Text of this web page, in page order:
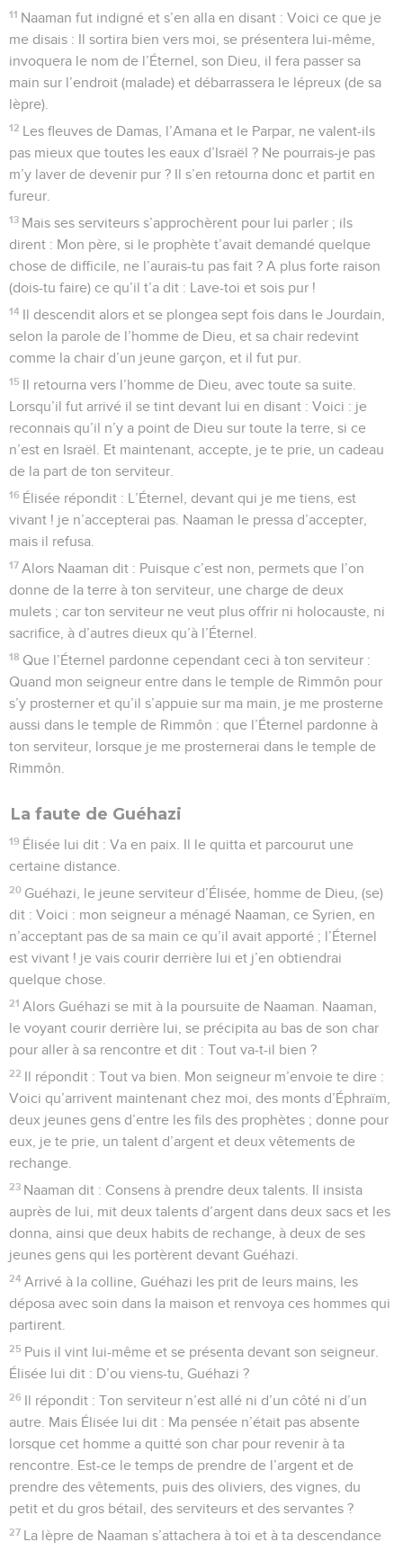
11 Naaman fut indigné et s’en alla en disant : Voici ce que je
me disais : Il sortira bien vers moi, se présentera lui-même,
invoquera le nom de l’Éternel, son Dieu, il fera passer sa
main sur l’endroit (malade) et débarrassera le lépreux (de sa
lèpre).
12 Les fleuves de Damas, l’Amana et le Parpar, ne valent-ils
pas mieux que toutes les eaux d’Israël ? Ne pourrais-je pas
m’y laver de devenir pur ? Il s’en retourna donc et partit en
fureur.
13 Mais ses serviteurs s’approchèrent pour lui parler ; ils
dirent : Mon père, si le prophète t’avait demandé quelque
chose de difficile, ne l’aurais-tu pas fait ? A plus forte raison
(dois-tu faire) ce qu’il t’a dit : Lave-toi et sois pur !
14 Il descendit alors et se plongea sept fois dans le Jourdain,
selon la parole de l’homme de Dieu, et sa chair redevint
comme la chair d’un jeune garçon, et il fut pur.
15 Il retourna vers l’homme de Dieu, avec toute sa suite.
Lorsqu’il fut arrivé il se tint devant lui en disant : Voici : je
reconnais qu’il n’y a point de Dieu sur toute la terre, si ce
n’est en Israël. Et maintenant, accepte, je te prie, un cadeau
de la part de ton serviteur.
16 Élisée répondit : L’Éternel, devant qui je me tiens, est
vivant ! je n’accepterai pas. Naaman le pressa d’accepter,
mais il refusa.
17 Alors Naaman dit : Puisque c’est non, permets que l’on
donne de la terre à ton serviteur, une charge de deux
mulets ; car ton serviteur ne veut plus offrir ni holocauste, ni
sacrifice, à d’autres dieux qu’à l’Éternel.
18 Que l’Éternel pardonne cependant ceci à ton serviteur :
Quand mon seigneur entre dans le temple de Rimmôn pour
s’y prosterner et qu’il s’appuie sur ma main, je me prosterne
aussi dans le temple de Rimmôn : que l’Éternel pardonne à
ton serviteur, lorsque je me prosternerai dans le temple de
Rimmôn.
La faute de Guéhazi
19 Élisée lui dit : Va en paix. Il le quitta et parcourut une
certaine distance.
20 Guéhazi, le jeune serviteur d’Élisée, homme de Dieu, (se)
dit : Voici : mon seigneur a ménagé Naaman, ce Syrien, en
n’acceptant pas de sa main ce qu’il avait apporté ; l’Éternel
est vivant ! je vais courir derrière lui et j’en obtiendrai
quelque chose.
21 Alors Guéhazi se mit à la poursuite de Naaman. Naaman,
le voyant courir derrière lui, se précipita au bas de son char
pour aller à sa rencontre et dit : Tout va-t-il bien ?
22 Il répondit : Tout va bien. Mon seigneur m’envoie te dire :
Voici qu’arrivent maintenant chez moi, des monts d’Éphraïm,
deux jeunes gens d’entre les fils des prophètes ; donne pour
eux, je te prie, un talent d’argent et deux vêtements de
rechange.
23 Naaman dit : Consens à prendre deux talents. Il insista
auprès de lui, mit deux talents d’argent dans deux sacs et les
donna, ainsi que deux habits de rechange, à deux de ses
jeunes gens qui les portèrent devant Guéhazi.
24 Arrivé à la colline, Guéhazi les prit de leurs mains, les
déposa avec soin dans la maison et renvoya ces hommes qui
partirent.
25 Puis il vint lui-même et se présenta devant son seigneur.
Élisée lui dit : D’ou viens-tu, Guéhazi ?
26 Il répondit : Ton serviteur n’est allé ni d’un côté ni d’un
autre. Mais Élisée lui dit : Ma pensée n’était pas absente
lorsque cet homme a quitté son char pour revenir à ta
rencontre. Est-ce le temps de prendre de l’argent et de
prendre des vêtements, puis des oliviers, des vignes, du
petit et du gros bétail, des serviteurs et des servantes ?
27 La lèpre de Naaman s’attachera à toi et à ta descendance